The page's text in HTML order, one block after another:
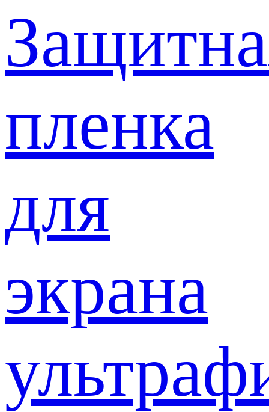
пленка
для
экрана